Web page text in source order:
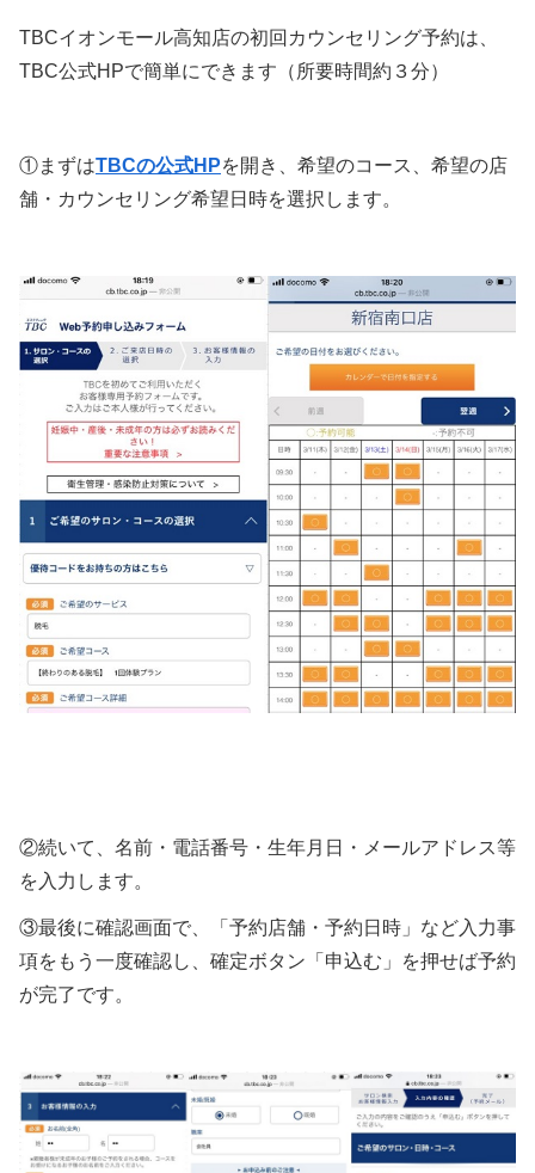
TBCイオンモール高知店の初回カウンセリング予約は、
TBC公式HPで簡単にできます（所要時間約３分）
①まずはTBCの公式HPを開き、希望のコース、希望の店
舗・カウンセリング希望日時を選択します。
②続いて、名前・電話番号・生年月日・メールアドレス等
を入力します。
③最後に確認画面で、「予約店舗・予約日時」など入力事
項をもう一度確認し、確定ボタン「申込む」を押せば予約
が完了です。